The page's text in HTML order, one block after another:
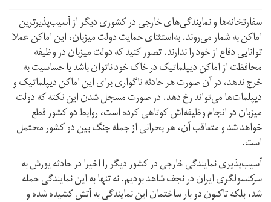
سفارتخانه‌ها و نمایندگی‌های خارجی در کشوری دیگر از آسیب‌پذیرترین
اماکن به شمار می‌روند. به‌استثنای حمایت دولت میزبان، این اماکن عملا
توانایی دفاع از خود را ندارند. تصور کنید که دولت میزبان در وظیفه
محافظت از اماکن دیپلماتیک در خاک خود ناتوان باشد یا حساسیت به
خرج ندهد، در آن صورت هر حادثه ناگواری برای این اماکن دیپلماتیک و
دیپلمات‌ها می‌تواند رخ دهد. در صورت مسجل شدن این نکته که دولت
میزبان در انجام وظیفه‌اش کوتاهی کرده است، روابط دو کشور قطع
خواهد شد و متعاقب آن، هر بحرانی از جمله جنگ بین دو کشور محتمل
است.
آسیب‌پذیری نمایندگی خارجی در کشور دیگر را اخیرا در حادثه یورش به
سرکنسولگری ایران در نجف شاهد بودیم. نه تنها به این نمایندگی حمله
شد، بلکه تا‌کنون دو بار ساختمان این نمایندگی به آتش کشیده شده و